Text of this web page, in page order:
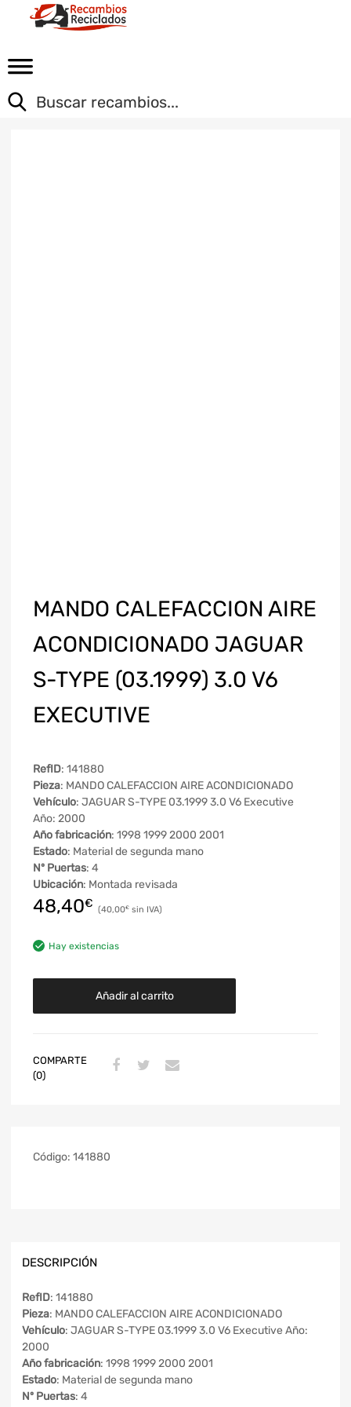
MANDO CALEFACCION AIRE
ACONDICIONADO JAGUAR
S-TYPE (03.1999) 3.0 V6
EXECUTIVE
RefID: 141880
Pieza: MANDO CALEFACCION AIRE ACONDICIONADO
Vehículo: JAGUAR S-TYPE 03.1999 3.0 V6 Executive
Año: 2000
Año fabricación: 1998 1999 2000 2001
Estado: Material de segunda mano
Nº Puertas: 4
Ubicación: Montada revisada
48,40€ 40,00€
Hay existencias
Añadir al carrito
COMPARTE
(0)
Código: 141880
DESCRIPCIÓN
RefID: 141880
Pieza: MANDO CALEFACCION AIRE ACONDICIONADO
Vehículo: JAGUAR S-TYPE 03.1999 3.0 V6 Executive Año:
2000
Año fabricación: 1998 1999 2000 2001
Estado: Material de segunda mano
Nº Puertas: 4